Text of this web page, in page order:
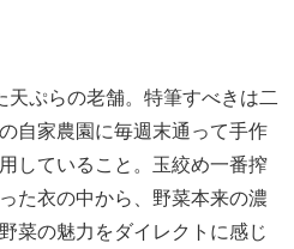
ぷらの老舗。特筆すべきは二
自家農園に毎週末通って手作
していること。玉絞め一番搾
た衣の中から、野菜本来の濃
菜の魅力をダイレクトに感じ